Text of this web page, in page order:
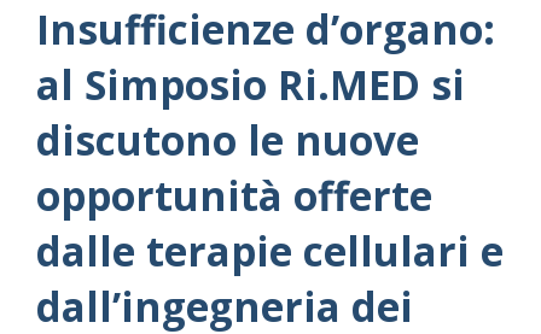
Insufficienze d’organo:
al Simposio Ri.MED si
discutono le nuove
opportunità offerte
dalle terapie cellulari e
dall’ingegneria dei